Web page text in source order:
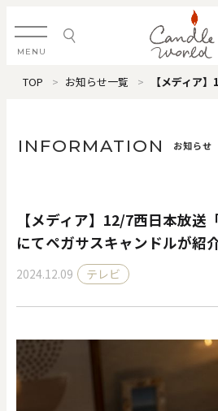
MENU
ログイン・新規会員登録
すべてのアイテム
カテゴリから探す
価格で探す
TOP お知らせ一覧 【メディア】12/7西日本放送「
INFORMATION お知らせ
【メディア】12/7西日本放送
にてペガサスキャンドルが紹
2024.12.09 テレビ